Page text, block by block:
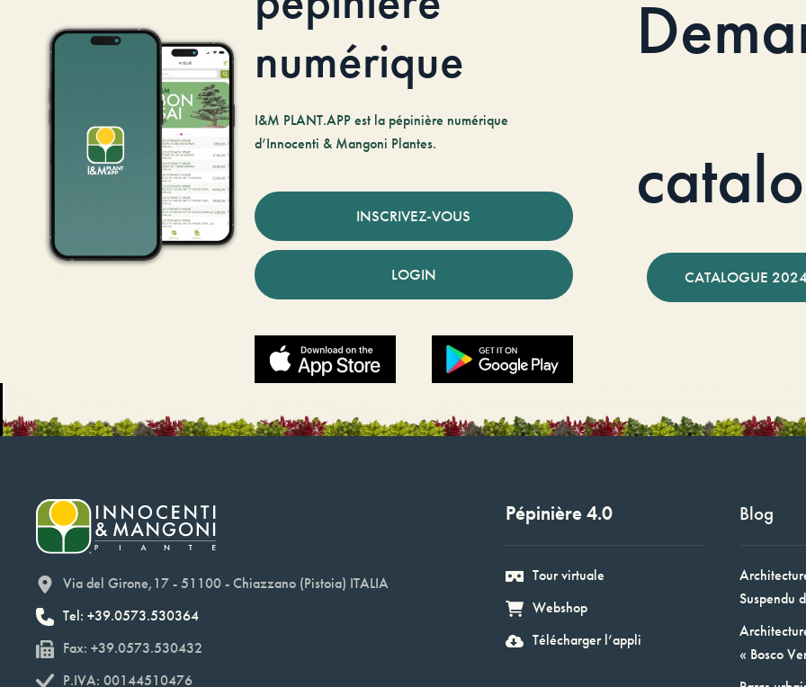
numérique
I&M PLANT.APP est la pépinière numérique
d’Innocenti & Mangoni Plantes.
INSCRIVEZ-VOUS
LOGIN CATALOGUE
Via del Girone,17 - 51100 - Chiazzano (Pistoia) ITALIA
Tel: +39.0573.530364
Fax: +39.0573.530432
P.IVA: 00144510476
Pépinière 4.0
Tour virtuale
Webshop
Télécharger l’appli
Blog
Suspendu
« Bosco